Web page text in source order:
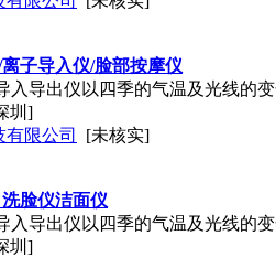
子导入仪/脸部按摩仪
入导出仪以四季的气温及光线的
圳]
限公司
[未核实]
脸仪洁面仪
入导出仪以四季的气温及光线的
圳]